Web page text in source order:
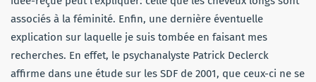
associés à la féminité. Enfin, une dernière éventuelle
explication sur laquelle je suis tombée en faisant mes
recherches. En effet, le psychanalyste Patrick Declerck
affirme dans une étude sur les SDF de 2001, que ceux-ci ne se